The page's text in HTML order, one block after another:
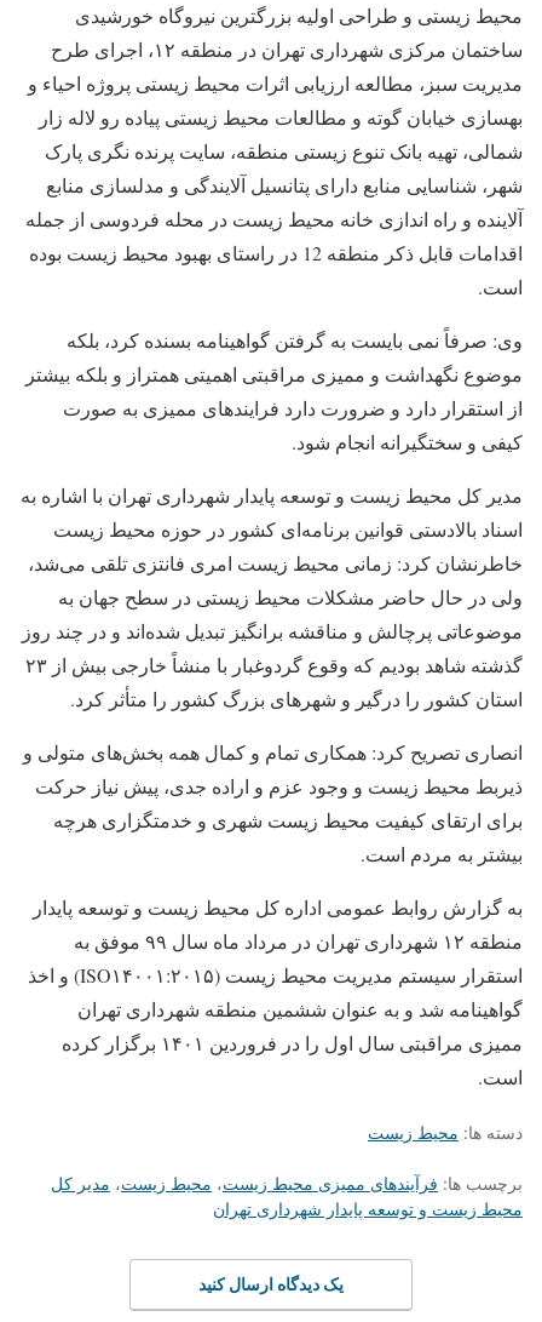
محیط زیستی و طراحی اولیه بزرگترین نیروگاه خورشیدی
ساختمان مرکزی شهرداری تهران در منطقه ۱۲، اجرای طرح
مدیریت سبز، مطالعه ارزیابی اثرات محیط زیستی پروژه احیاء و
بهسازی خیابان گوته و مطالعات محیط زیستی پیاده رو لاله زار
شمالی، تهیه بانک تنوع زیستی منطقه، سایت پرنده نگری پارک
شهر، شناسایی منابع دارای پتانسیل آلایندگی و مدلسازی منابع
آلاینده و راه اندازی خانه محیط زیست در محله فردوسی از جمله
اقدامات قابل ذکر منطقه 12 در راستای بهبود محیط زیست بوده
است.
وی: صرفاً نمی بایست به گرفتن گواهینامه بسنده کرد، بلکه
موضوع نگهداشت و ممیزی مراقبتی اهمیتی همتراز و بلکه بیشتر
از استقرار دارد و ضرورت دارد فرایندهای ممیزی به صورت
کیفی و سختگیرانه انجام شود.
مدیر کل محیط زیست و توسعه پایدار شهرداری تهران با اشاره به
اسناد بالادستی قوانین برنامه‌ای کشور در حوزه محیط زیست
خاطرنشان کرد: زمانی محیط زیست امری فانتزی تلقی می‌شد،
ولی در حال حاضر مشکلات محیط زیستی در سطح جهان به
موضوعاتی پرچالش و مناقشه برانگیز تبدیل شده‌اند و در چند روز
گذشته شاهد بودیم که وقوع گردوغبار با منشاً خارجی بیش از ۲۳
استان کشور را درگیر و شهرهای بزرگ کشور را متأثر کرد.
انصاری تصریح کرد: همکاری تمام و کمال همه بخش‌های متولی و
ذیربط محیط زیست و وجود عزم و اراده جدی، پیش نیاز حرکت
برای ارتقای کیفیت محیط زیست شهری و خدمتگزاری هرچه
بیشتر به مردم است.
به گزارش روابط عمومی اداره کل محیط زیست و توسعه پایدار
منطقه ۱۲ شهرداری تهران در مرداد ماه سال ۹۹ موفق به
استقرار سیستم مدیریت محیط زیست (ISO۱۴۰۰۱:۲۰۱۵) و اخذ
گواهینامه شد و به عنوان ششمین منطقه شهرداری تهران
ممیزی مراقبتی سال اول را در فروردین ۱۴۰۱ برگزار کرده
است.
دسته ها: محیط زیست
برچسب ها: فرآیندهای ممیزی محیط زیست، محیط زیست، مدیر کل
محیط زیست و توسعه پایدار شهرداری تهران
یک دیدگاه ارسال کنید